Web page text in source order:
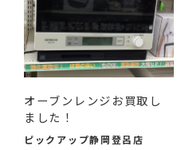
オーブンレンジお買取し
ました！
ピックアップ静岡登呂店